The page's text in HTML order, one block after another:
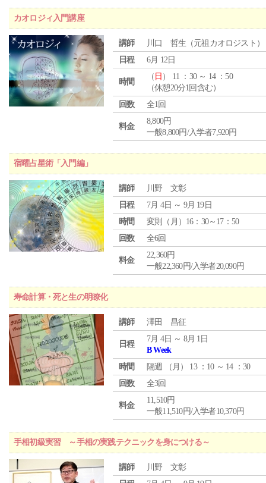
カオロジィ入門講座
講師
川口 哲生（元祖カオロジスト）
日程
6月 12日
時間
（ 日 ） 11 ：30 ～ 14 ：50
（休憩20分1回含む）
回数
全1回
料金
8,800円
一般8,800円/入学者7,920円
宿曜占星術「入門編」
講師
川野 文彰
日程
7月 4日 ～ 9月 19日
時間
変則（月）16：30～17：50
回数
全6回
料金
22,360円
一般22,360円/入学者20,090円
寿命計算・死と生の明瞭化
講師 澤田 昌征
日程
7月 4日 ～ 8月 1日
B Week
時間
隔週 （ 月 ） 13 ：10 ～ 14 ：30
回数
全3回
料金
11,510円
一般11,510円/入学者10,370円
手相初級実習 ～手相の実践テクニックを身につける～
講師
川野 文彰